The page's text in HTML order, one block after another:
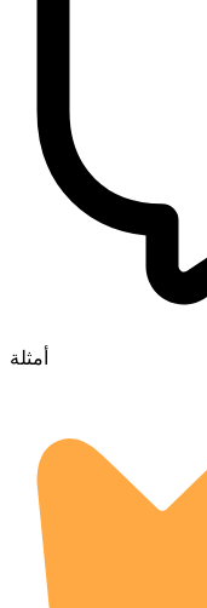
أمثلة